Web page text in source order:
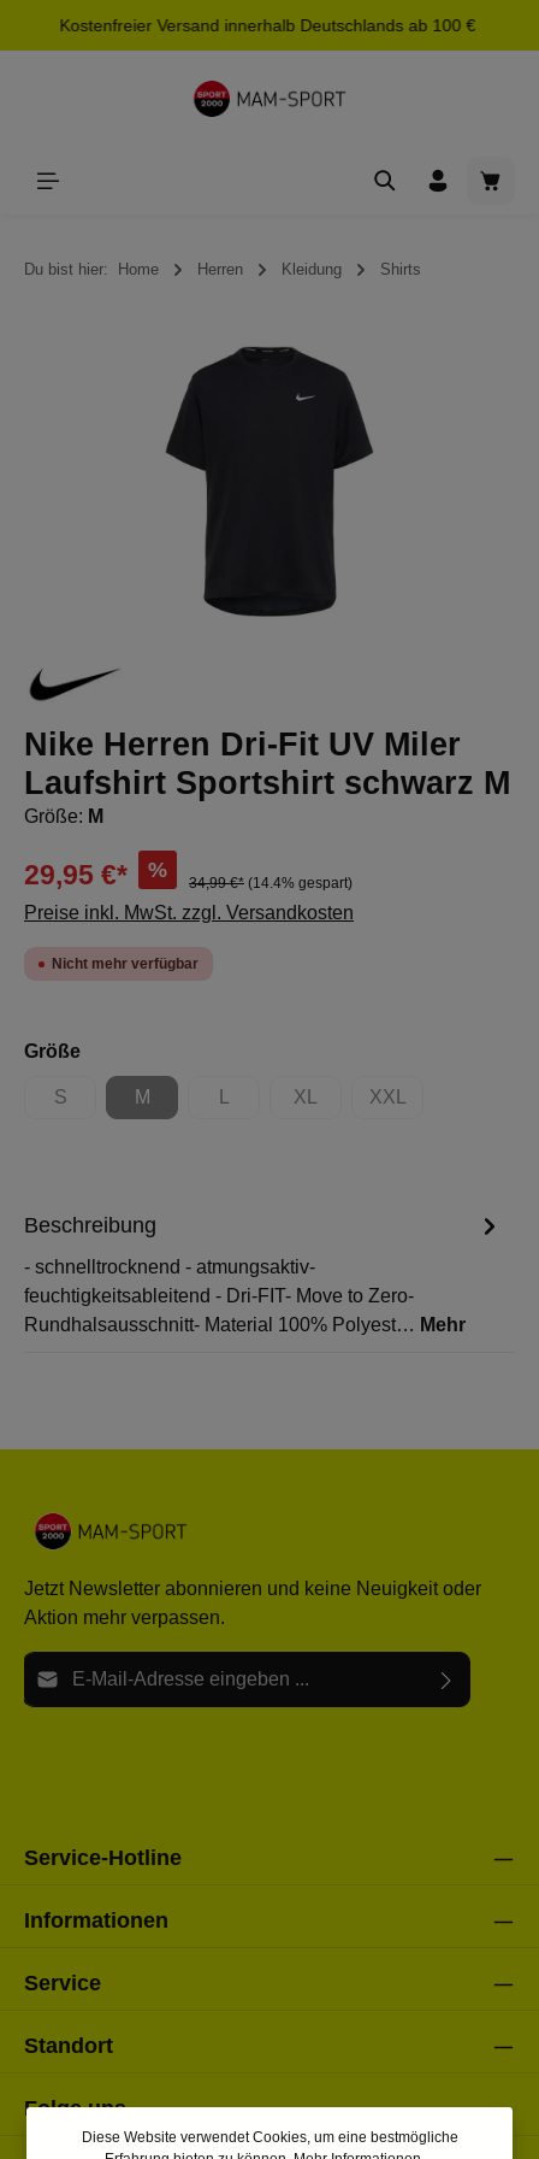
springen
Kostenfreier Versand innerhalb Deutschlands ab 100 €
Du bist hier: Home Herren Kleidung Shirts
Bildergalerie überspringen
Nike Herren Dri-Fit UV Miler
Laufshirt Sportshirt schwarz M
Größe: M
29,95 €* %
34,99 €* (14.4% gespart)
Preise inkl. MwSt. zzgl. Versandkosten
Nicht mehr verfügbar
Größeauswählen
S
(Diese Option ist zurzeit nicht verfügbar.)
M
(Diese Option ist zurzeit nicht verfügbar.)
(Diese Option ist zurzeit nicht verfügbar.)
XL
(Diese Option ist zurzeit nicht
XXL
(Diese Option ist
Beschreibung
- schnelltrocknend - atmungsaktiv-
feuchtigkeitsableitend - Dri-FIT- Move to Zero-
Rundhalsausschnitt- Material 100% Polyest… Mehr
Jetzt Newsletter abonnieren und keine Neuigkeit oder
Aktion mehr verpassen.
E-Mail-Adresse*
Service-Hotline
Informationen
Service
Standort
Folge uns
Diese Website verwendet Cookies, um eine bestmögliche